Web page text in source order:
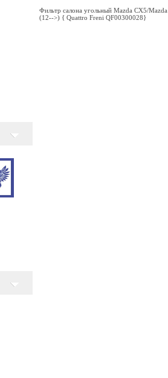
Фильтр салона угольный Mazda CX5/
(12-->) { Quattro Freni QF00300028}